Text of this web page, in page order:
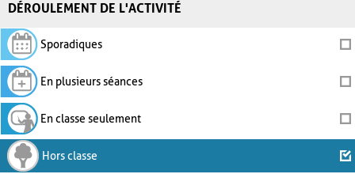
DÉROULEMENT DE L'ACTIVITÉ
Sporadiques
En plusieurs séances
En classe seulement
Hors classe